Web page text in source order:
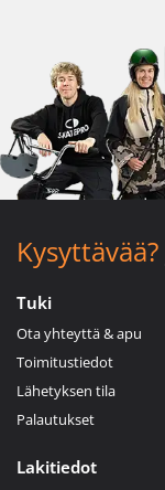
Kysyttävää?
Tuki
Ota yhteyttä & apu
Toimitustiedot
Lähetyksen tila
Palautukset
Lakitiedot